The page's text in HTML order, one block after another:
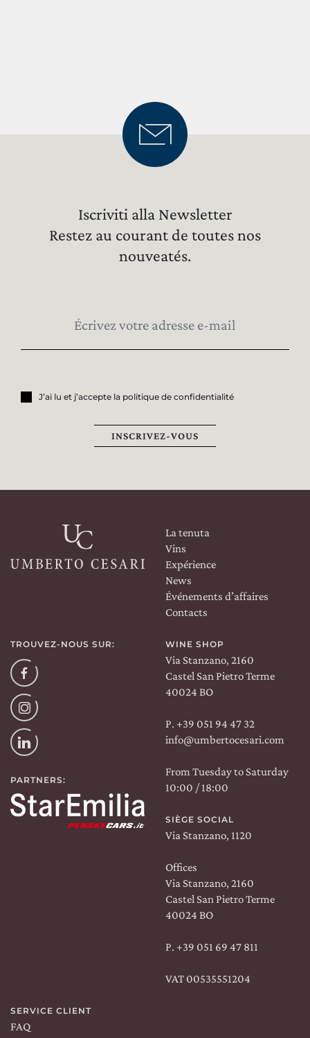
LA TENUTA
VINS
EXPÉRIENCE
CERCA UN ARGOMENTO SUL SITO DI UMBERTO
CESARI
Iscriviti alla Newsletter
Restez au courant de toutes nos
nouveatés.
J’ai lu et j’accepte la politique de confidentialité
INSCRIVEZ-VOUS
La tenuta
Vins
Expérience
News
Événements d’affaires
Contacts
TROUVEZ-NOUS SUR:
Facebook
Instagram
Linkedin
PARTNERS:
WINE SHOP
Via Stanzano, 2160
Castel San Pietro Terme
40024 BO
P. +39 051 94 47 32
info@umbertocesari.com
From Tuesday to Saturday
10:00 / 18:00
SIÈGE SOCIAL
Via Stanzano, 1120
Offices
Via Stanzano, 2160
Castel San Pietro Terme
40024 BO
P. +39 051 69 47 811
VAT 00535551204
SERVICE CLIENT
FAQ